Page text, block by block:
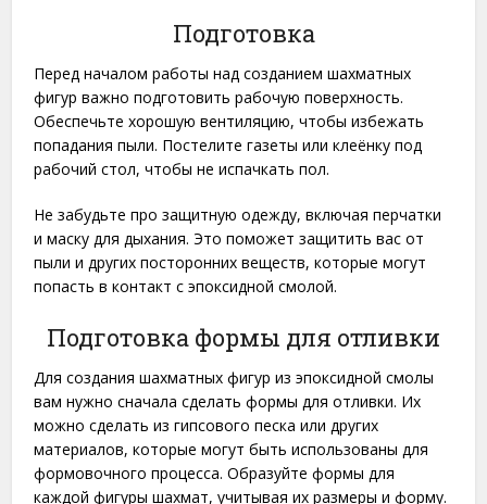
Подготовка
Перед началом работы над созданием шахматных
фигур важно подготовить рабочую поверхность.
Обеспечьте хорошую вентиляцию, чтобы избежать
попадания пыли. Постелите газеты или клеёнку под
рабочий стол, чтобы не испачкать пол.
Не забудьте про защитную одежду, включая перчатки
и маску для дыхания. Это поможет защитить вас от
пыли и других посторонних веществ, которые могут
попасть в контакт с эпоксидной смолой.
Подготовка формы для отливки
Для создания шахматных фигур из эпоксидной смолы
вам нужно сначала сделать формы для отливки. Их
можно сделать из гипсового песка или других
материалов, которые могут быть использованы для
формовочного процесса. Образуйте формы для
каждой фигуры шахмат, учитывая их размеры и форму.